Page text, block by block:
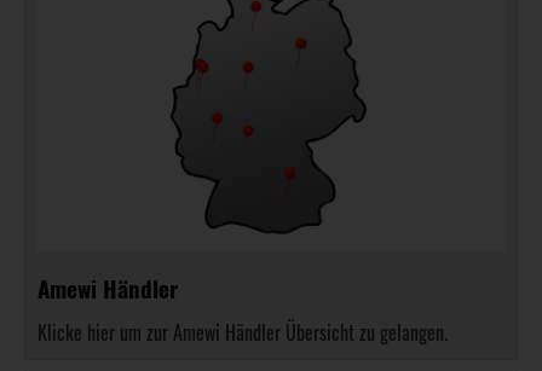
Amewi Händler
Klicke hier um zur Amewi Händler Übersicht zu gelangen.